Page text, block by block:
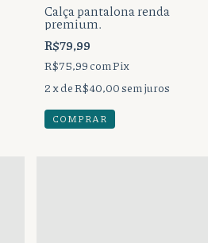
Calça pantalona renda
premium.
R$79,99
R$75,99 comPix
2 x deR$40,00sem juros
COMPRAR